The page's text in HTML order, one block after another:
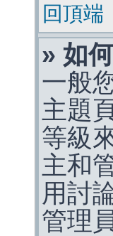
回頂端
» 如
一般
主題
等級
主和
用討
管理